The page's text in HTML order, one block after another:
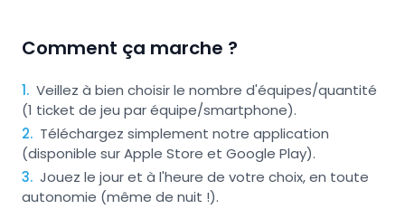
Comment ça marche ?
1. Veillez à bien choisir le nombre d'équipes/quantité
(1 ticket de jeu par équipe/smartphone).
2. Téléchargez simplement notre application
(disponible sur Apple Store et Google Play).
3. Jouez le jour et à l'heure de votre choix, en toute
autonomie (même de nuit !).